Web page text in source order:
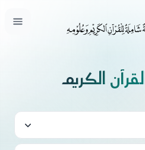
فتح
الكريم